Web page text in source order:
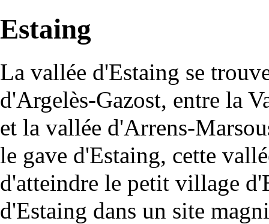
Estaing
La vallée d'Estaing se
d'Argelès-Gazost, entre la
et la vallée d'Arrens-
le gave d'Estaing, cette
d'atteindre le petit village
d'Estaing dans un site